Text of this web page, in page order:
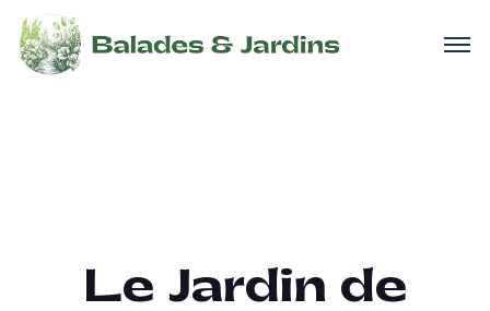
Le Jardin de